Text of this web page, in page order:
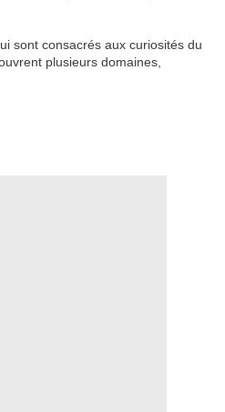
sont consacrés aux curiosités du
plusieurs domaines,